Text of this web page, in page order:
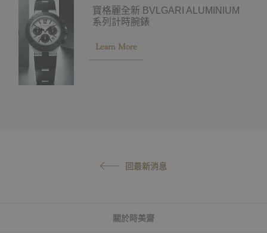
寶格麗全新 BVLGARI ALUMINIUM
系列計時腕錶
Learn More
回最新消息
關於時美齋